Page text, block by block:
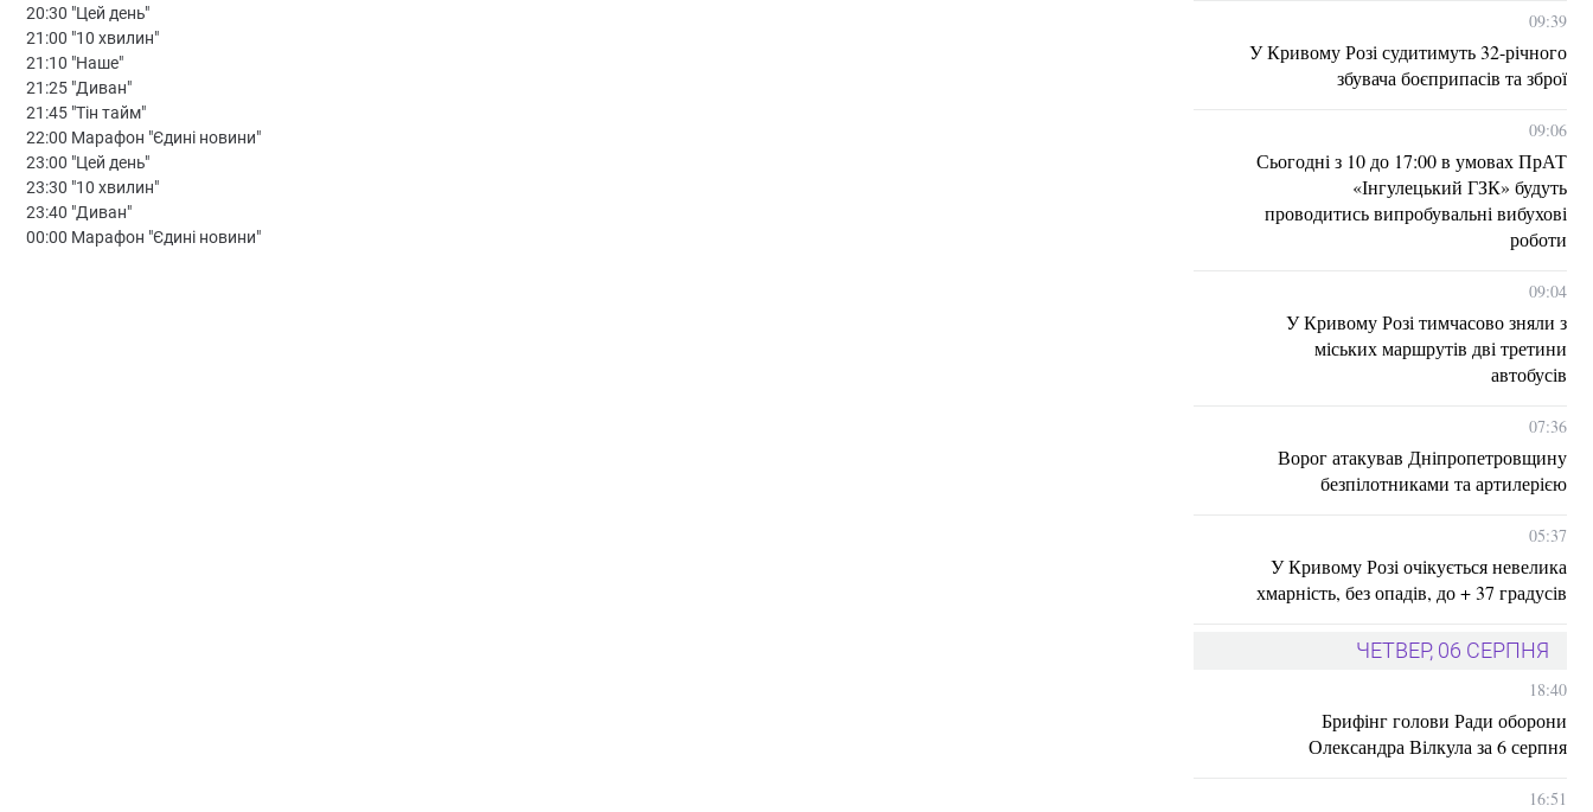
20:30 "Цей день"
21:00 "10 хвилин"
21:10 "Наше"
21:25 "Диван"
21:45 "Тін тайм"
22:00 Марафон "Єдині новини"
23:00 "Цей день"
23:30 "10 хвилин"
23:40 "Диван"
00:00 Марафон "Єдині новини"
09:39
У Кривому Розі судитимуть 32-річного
збувача боєприпасів та зброї
09:06
Сьогодні з 10 до 17:00 в умовах ПрАТ
«Інгулецький ГЗК» будуть
проводитись випробувальні вибухові
роботи
09:04
У Кривому Розі тимчасово зняли з
міських маршрутів дві третини
автобусів
07:36
Ворог атакував Дніпропетровщину
безпілотниками та артилерією
05:37
У Кривому Розі очікується невелика
хмарність, без опадів, до + 37 градусів
ЧЕТВЕР, 06 СЕРПНЯ
18:40
Брифінг голови Ради оборони
Олександра Вілкула за 6 серпня
16:51